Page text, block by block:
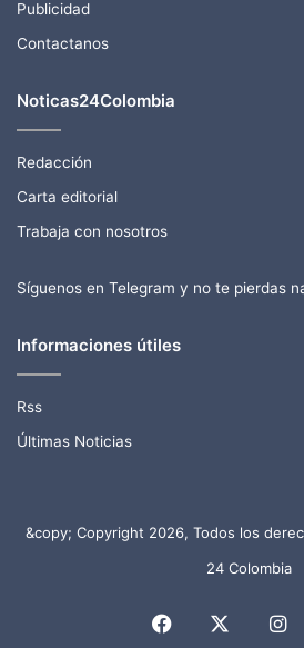
Publicidad
Contactanos
Noticas24Colombia
Redacción
Carta editorial
Trabaja con nosotros
Síguenos en Telegram y no te pierdas
Informaciones útiles
Rss
Últimas Noticias
&copy; Copyright 2026, Todos los
24 Colombia
Facebook